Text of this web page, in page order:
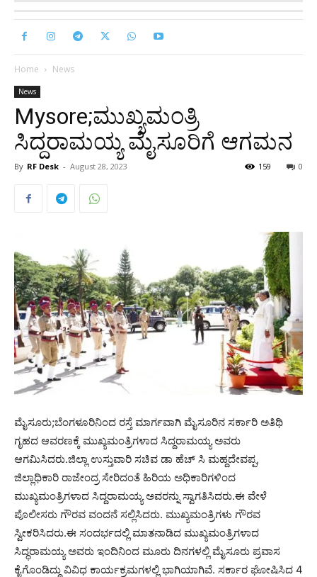
Home News
News
Mysore;ಮುಖ್ಯಮಂತ್ರಿ
ಸಿದ್ದರಾಮಯ್ಯ ಮೈಸೂರಿಗೆ ಆಗಮನ
By RF Desk - August 28, 2023 0
159
ಮೈಸೂರು;ಬೆಂಗಳೂರಿನಿಂದ ರಸ್ತೆ ಮಾರ್ಗವಾಗಿ ಮೈಸೂರಿನ ಸರ್ಕಾರಿ ಅತಿಥಿ
ಗೃಹದ ಆವರಣಕ್ಕೆ ಮುಖ್ಯಮಂತ್ರಿಗಳಾದ ಸಿದ್ದರಾಮಯ್ಯ ಅವರು
ಆಗಮಿಸಿದರು.ಜಿಲ್ಲಾ ಉಸ್ತುವಾರಿ ಸಚಿವ ಡಾ ಹೆಚ್ ಸಿ ಮಹ್ದದೇವಪ್ಪ,
ಜಿಲ್ಲಾಧಿಕಾರಿ ರಾಜೇಂದ್ರ ಸೇರಿದಂತೆ ಹಿರಿಯ ಅಧಿಕಾರಿಗಳಿಂದ
ಮುಖ್ಯಮಂತ್ರಿಗಳಾದ ಸಿದ್ದರಾಮಯ್ಯ ಅವರನ್ನು ಸ್ವಾಗತಿಸಿದರು.ಈ ವೇಳೆ
ಪೊಲೀಸರು ಗೌರವ ವಂದನೆ ಸಲ್ಲಿಸಿದರು. ಮುಖ್ಯಮಂತ್ರಿಗಳು ಗೌರವ
ಸ್ವೀಕರಿಸಿದರು.ಈ ಸಂದರ್ಭದಲ್ಲಿ ಮಾತನಾಡಿದ ಮುಖ್ಯಮಂತ್ರಿಗಳಾದ
ಸಿದ್ಧರಾಮಯ್ಯ ಅವರು ಇಂದಿನಿಂದ ಮೂರು ದಿನಗಳಲ್ಲಿ ಮೈಸೂರು ಪ್ರವಾಸ
ಕೈಗೊಂಡಿದ್ದು ವಿವಿಧ ಕಾರ್ಯಕ್ರಮಗಳಲ್ಲಿ ಭಾಗಿಯಾಗಿವೆ. ಸರ್ಕಾರ ಘೋಷಿಸಿದ 4